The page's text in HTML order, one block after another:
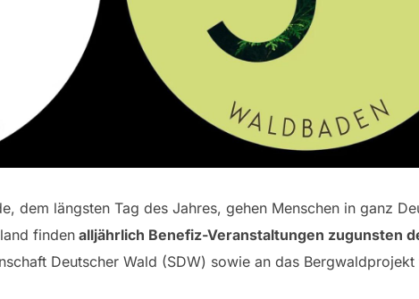
dem längsten Tag des Jahres, gehen Menschen in ganz
findenalljährlich Benefiz-Veranstaltungen zugunsten
Deutscher Wald (SDW) sowie an das